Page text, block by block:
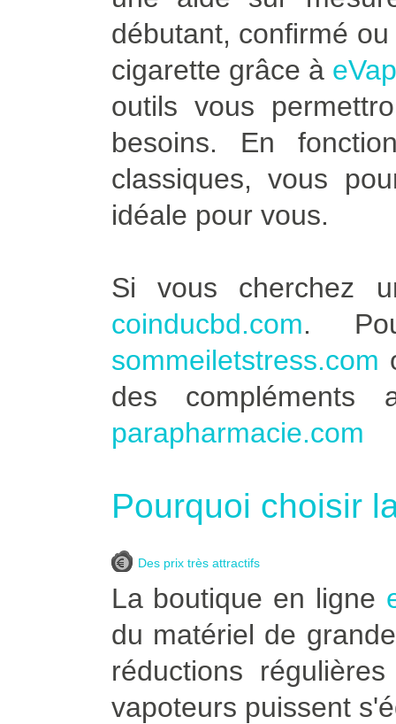
débutant, confirmé
cigarette grâce à
outils vous
besoins. En
classiques, vous
idéale pour vous.
Si vous cherchez
coinducbd.com.
sommeiletstress.com
des compléments
parapharmacie.com
Pourquoi choisir
Des prix très attractifs
La boutique en ligne
du matériel de
réductions
vapoteurs puissent